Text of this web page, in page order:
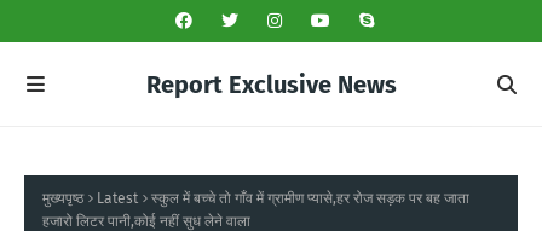
Report Exclusive News
मुख्यपृष्ठ Latest
स्कुल में बच्चे तो गाँव में ग्रामीण प्यासे,हर रोज सड़क पर बह जाता
हजारो लिटर पानी,कोई नहीं सुध लेने वाला